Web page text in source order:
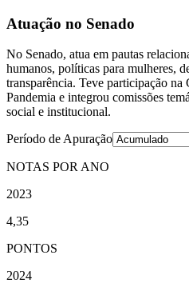
Atuação no Senado
No Senado, atua em pautas
humanos, políticas para mulheres,
transparência. Teve participação na
Pandemia e integrou comissões
social e institucional.
Período de Apuração
NOTAS POR ANO
2023
4,35
PONTOS
2024